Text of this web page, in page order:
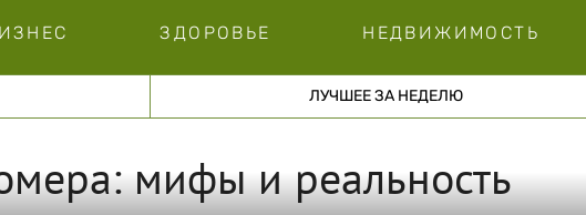
ЗДОРОВЬЕ НЕДВИЖИМОСТЬ
ЛУЧШЕЕ ЗА НЕДЕЛЮ
мифы и реальность